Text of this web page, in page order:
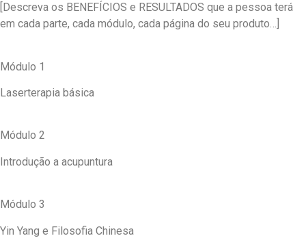
[Descreva os BENEFÍCIOS e RESULTADOS que a pessoa terá
em cada parte, cada módulo, cada página do seu produto…]
Módulo 1
Laserterapia básica
Módulo 2
Introdução a acupuntura
Módulo 3
Yin Yang e Filosofia Chinesa